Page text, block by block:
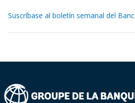
Suscríbase al boletín semanal del